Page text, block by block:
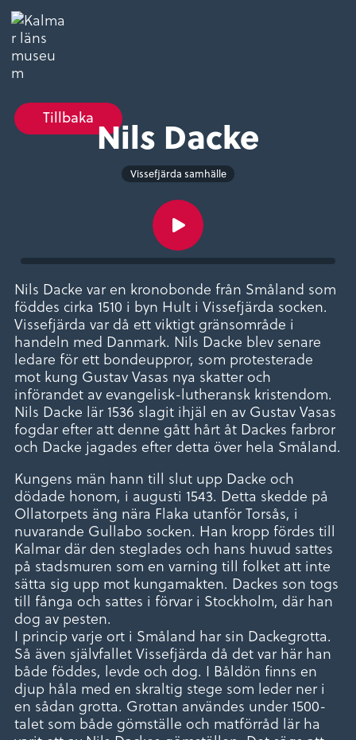
Tillbaka Nils Dacke
Vissefjärda samhälle
Nils Dacke var en kronobonde från Småland som
föddes cirka 1510 i byn Hult i Vissefjärda socken.
Vissefjärda var då ett viktigt gränsområde i
handeln med Danmark. Nils Dacke blev senare
ledare för ett bondeuppror, som protesterade
mot kung Gustav Vasas nya skatter och
införandet av evangelisk-lutheransk kristendom.
Nils Dacke lär 1536 slagit ihjäl en av Gustav Vasas
fogdar efter att denne gått hårt åt Dackes farbror
och Dacke jagades efter detta över hela Småland.
Kungens män hann till slut upp Dacke och
dödade honom, i augusti 1543. Detta skedde på
Ollatorpets äng nära Flaka utanför Torsås, i
nuvarande Gullabo socken. Han kropp fördes till
Kalmar där den steglades och hans huvud sattes
på stadsmuren som en varning till folket att inte
sätta sig upp mot kungamakten. Dackes son togs
till fånga och sattes i förvar i Stockholm, där han
dog av pesten.
I princip varje ort i Småland har sin Dackegrotta.
Så även självfallet Vissefjärda då det var här han
både föddes, levde och dog. I Båldön finns en
djup håla med en skraltig stege som leder ner i
en sådan grotta. Grottan användes under 1500-
talet som både gömställe och matförråd lär ha